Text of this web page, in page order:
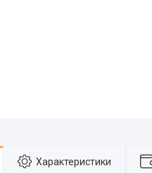
Характеристики